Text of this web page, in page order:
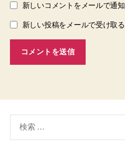
新しいコメントをメールで通知
新しい投稿をメールで受け取る